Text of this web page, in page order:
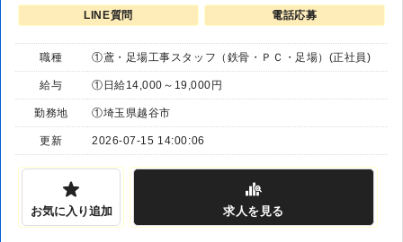
LINE質問 電話応募
職種 ①鳶・足場工事スタッフ（鉄骨・ＰＣ・足場）(正社員)
給与 ①日給14,000～19,000円
勤務地 ①埼玉県越谷市
更新 2026-07-15 14:00:06
お気に入り追加 求人 を見る